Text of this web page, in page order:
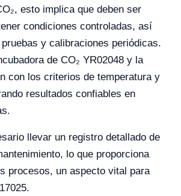
esto implica que deben ser
condiciones controladas, así
y calibraciones periódicas.
de CO₂ YR02048 y la
con los criterios de temperatura y
resultados confiables en
llevar un registro detallado de
lo que proporciona
procesos, un aspecto vital para